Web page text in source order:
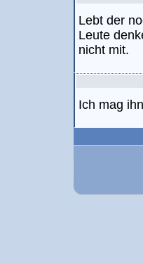
Lebt der
Leute
nicht mit.
Ich mag